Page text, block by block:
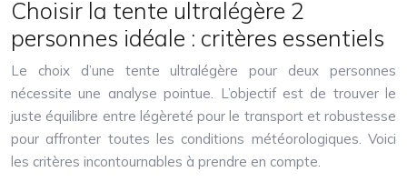
Choisir la tente ultralégère 2
personnes idéale : critères essentiels
Le choix d’une tente ultralégère pour deux personnes
nécessite une analyse pointue. L’objectif est de trouver le
juste équilibre entre légèreté pour le transport et robustesse
pour affronter toutes les conditions météorologiques. Voici
les critères incontournables à prendre en compte.